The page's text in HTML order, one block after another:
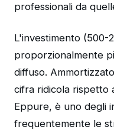
professionali da
L'investimento (500-
proporzionalmente
diffuso.
cifra ridicola rispetto
Eppure, è uno degli
frequentemente le